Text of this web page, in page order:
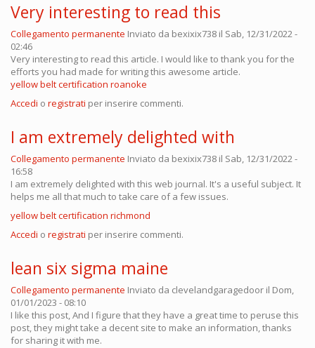
Very interesting to read this
Collegamento permanente Inviato da bexixix738 il Sab, 12/31/2022 -
02:46
Very interesting to read this article. I would like to thank you for the
efforts you had made for writing this awesome article.
yellow belt certification roanoke
Accedi o registrati per inserire commenti.
I am extremely delighted with
Collegamento permanente Inviato da bexixix738 il Sab, 12/31/2022 -
16:58
I am extremely delighted with this web journal. It's a useful subject. It
helps me all that much to take care of a few issues.
yellow belt certification richmond
Accedi o registrati per inserire commenti.
lean six sigma maine
Collegamento permanente Inviato da clevelandgaragedoor il Dom,
01/01/2023 - 08:10
I like this post, And I figure that they have a great time to peruse this
post, they might take a decent site to make an information, thanks
for sharing it with me.